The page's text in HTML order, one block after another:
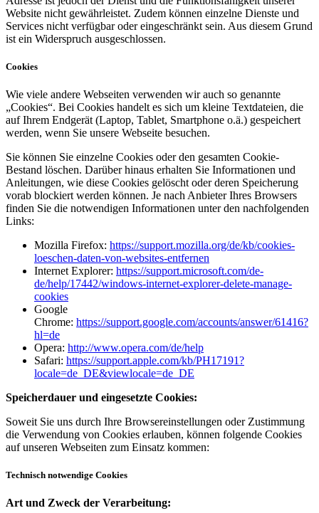
Website nicht gewährleistet. Zudem können einzelne Dienste und
Services nicht verfügbar oder eingeschränkt sein. Aus diesem Grund
ist ein Widerspruch ausgeschlossen.
Cookies
Wie viele andere Webseiten verwenden wir auch so genannte
„Cookies“. Bei Cookies handelt es sich um kleine Textdateien, die
auf Ihrem Endgerät (Laptop, Tablet, Smartphone o.ä.) gespeichert
werden, wenn Sie unsere Webseite besuchen.
Sie können Sie einzelne Cookies oder den gesamten Cookie-
Bestand löschen. Darüber hinaus erhalten Sie Informationen und
Anleitungen, wie diese Cookies gelöscht oder deren Speicherung
vorab blockiert werden können. Je nach Anbieter Ihres Browsers
finden Sie die notwendigen Informationen unter den nachfolgenden
Links:
Mozilla Firefox: https://support.mozilla.org/de/kb/cookies-
loeschen-daten-von-websites-entfernen
Internet Explorer: https://support.microsoft.com/de-
de/help/17442/windows-internet-explorer-delete-manage-
cookies
Google
Chrome: https://support.google.com/accounts/answer/61416?
hl=de
Opera: http://www.opera.com/de/help
Safari: https://support.apple.com/kb/PH17191?
locale=de_DE&viewlocale=de_DE
Speicherdauer und eingesetzte Cookies:
Soweit Sie uns durch Ihre Browsereinstellungen oder Zustimmung
die Verwendung von Cookies erlauben, können folgende Cookies
auf unseren Webseiten zum Einsatz kommen:
Technisch notwendige Cookies
Art und Zweck der Verarbeitung: